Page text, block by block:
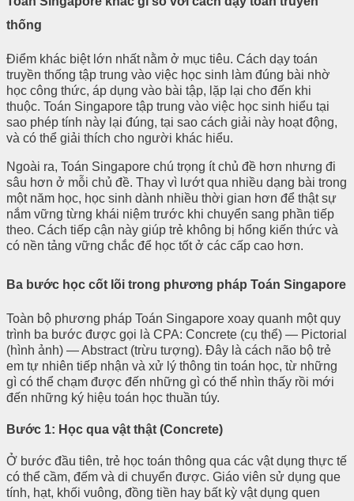
thống
Điểm khác biệt lớn nhất nằm ở mục tiêu. Cách dạy toán
truyền thống tập trung vào việc học sinh làm đúng bài nhờ
học công thức, áp dụng vào bài tập, lặp lại cho đến khi
thuộc. Toán Singapore tập trung vào việc học sinh hiểu tại
sao phép tính này lại đúng, tại sao cách giải này hoạt động,
và có thể giải thích cho người khác hiểu.
Ngoài ra, Toán Singapore chú trọng ít chủ đề hơn nhưng đi
sâu hơn ở mỗi chủ đề. Thay vì lướt qua nhiều dạng bài trong
một năm học, học sinh dành nhiều thời gian hơn để thật sự
nắm vững từng khái niệm trước khi chuyển sang phần tiếp
theo. Cách tiếp cận này giúp trẻ không bị hổng kiến thức và
có nền tảng vững chắc để học tốt ở các cấp cao hơn.
Ba bước học cốt lõi trong phương pháp Toán Singapore
Toàn bộ phương pháp Toán Singapore xoay quanh một quy
trình ba bước được gọi là CPA: Concrete (cụ thể) — Pictorial
(hình ảnh) — Abstract (trừu tượng). Đây là cách não bộ trẻ
em tự nhiên tiếp nhận và xử lý thông tin toán học, từ những
gì có thể chạm được đến những gì có thể nhìn thấy rồi mới
đến những ký hiệu toán học thuần túy.
Bước 1: Học qua vật thật (Concrete)
Ở bước đầu tiên, trẻ học toán thông qua các vật dụng thực tế
có thể cầm, đếm và di chuyển được. Giáo viên sử dụng que
tính, hạt, khối vuông, đồng tiền hay bất kỳ vật dụng quen